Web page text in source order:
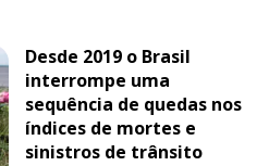
Desde 2019 o Brasil
interrompe uma
sequência de quedas nos
índices de mortes e
sinistros de trânsito